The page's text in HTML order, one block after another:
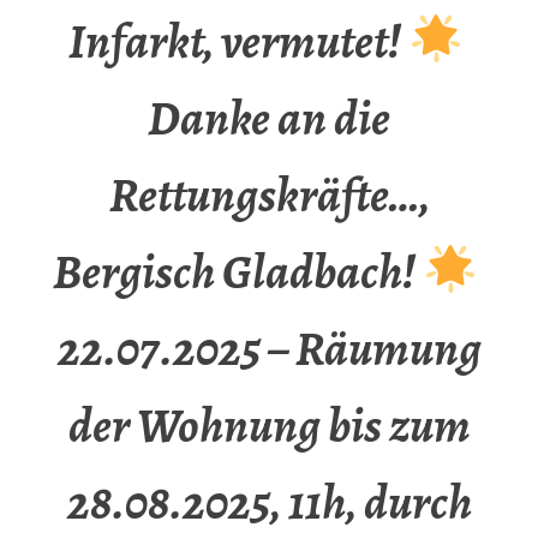
Infarkt, vermutet!
Danke an die
Rettungskräfte…,
Bergisch Gladbach!
22.07.2025 – Räumung
der Wohnung bis zum
28.08.2025, 11h, durch